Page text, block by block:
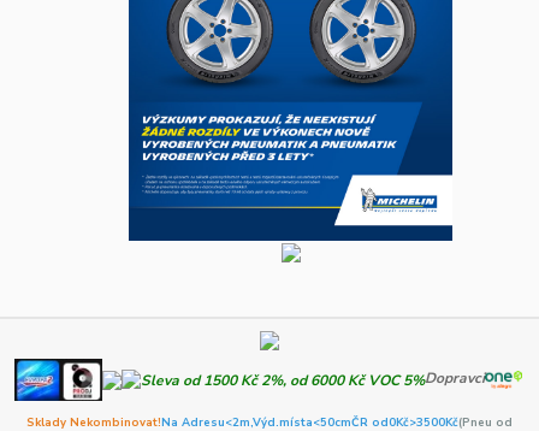
Dopravci
Sklady Nekombinovat!Na Adresu<2m, Výd.místa<50cmČR od0Kč>3500Kč(Pneu od